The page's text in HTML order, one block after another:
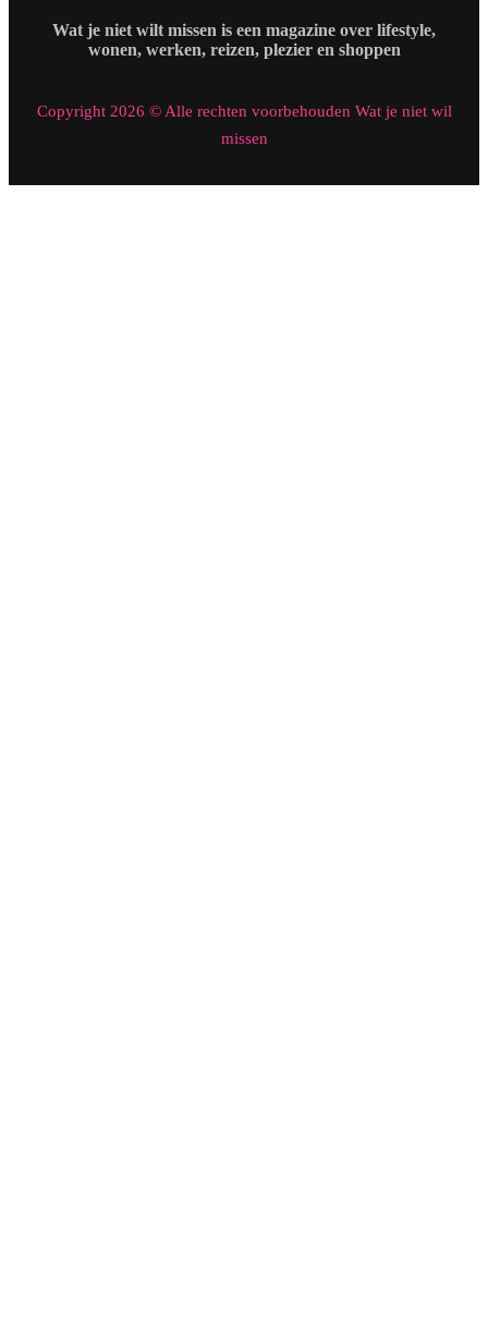
Wat je niet wilt missen is een magazine over lifestyle,
wonen, werken, reizen, plezier en shoppen
Copyright 2026 © Alle rechten voorbehouden Wat je niet wil
missen